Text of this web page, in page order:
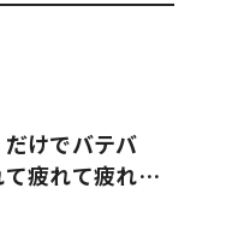
けでバテバ
疲れて疲れ果